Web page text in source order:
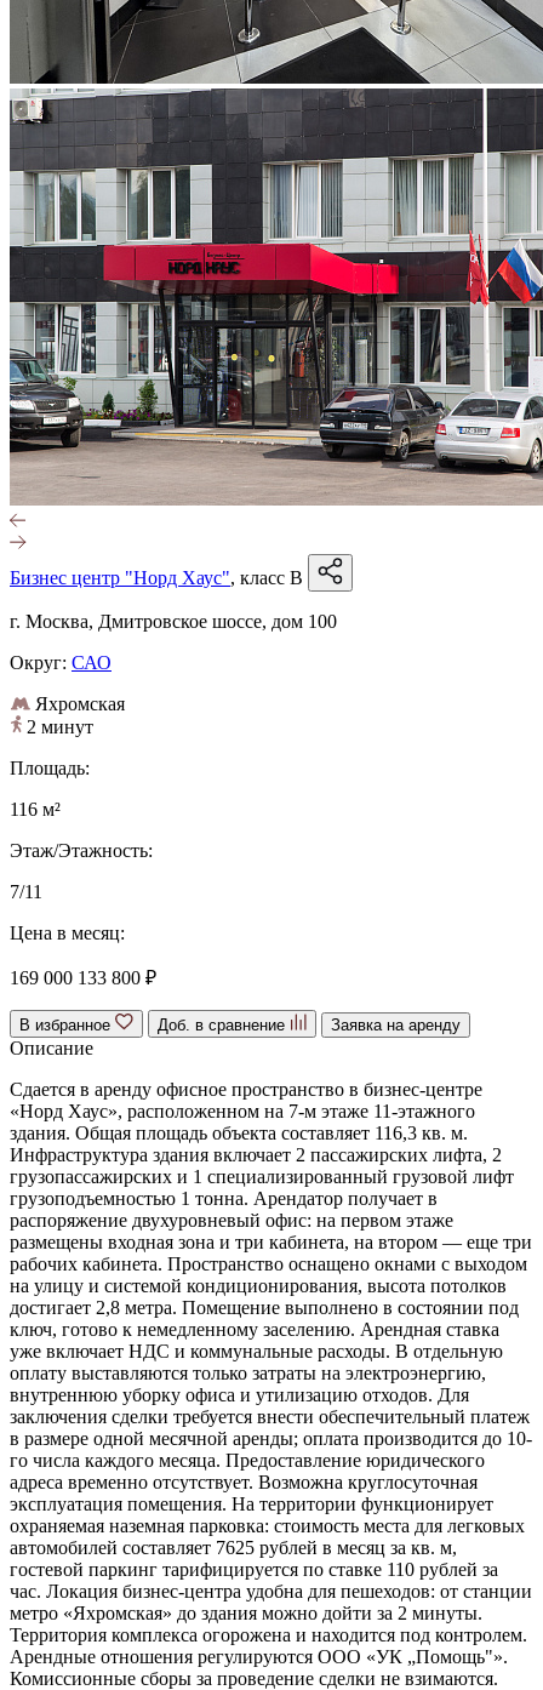
Бизнес центр "Норд Хаус", класс B
г. Москва, Дмитровское шоссе, дом 100
Округ: САО
Яхромская
2 минут
Площадь:
116 м²
Этаж/Этажность:
7/11
Цена в месяц:
169 000 133 800 ₽
В избранное Доб. в сравнение Заявка на аренду
Описание
Сдается в аренду офисное пространство в бизнес-центре
«Норд Хаус», расположенном на 7-м этаже 11-этажного
здания. Общая площадь объекта составляет 116,3 кв. м.
Инфраструктура здания включает 2 пассажирских лифта, 2
грузопассажирских и 1 специализированный грузовой лифт
грузоподъемностью 1 тонна. Арендатор получает в
распоряжение двухуровневый офис: на первом этаже
размещены входная зона и три кабинета, на втором — еще три
рабочих кабинета. Пространство оснащено окнами с выходом
на улицу и системой кондиционирования, высота потолков
достигает 2,8 метра. Помещение выполнено в состоянии под
ключ, готово к немедленному заселению. Арендная ставка
уже включает НДС и коммунальные расходы. В отдельную
оплату выставляются только затраты на электроэнергию,
внутреннюю уборку офиса и утилизацию отходов. Для
заключения сделки требуется внести обеспечительный платеж
в размере одной месячной аренды; оплата производится до 10-
го числа каждого месяца. Предоставление юридического
адреса временно отсутствует. Возможна круглосуточная
эксплуатация помещения. На территории функционирует
охраняемая наземная парковка: стоимость места для легковых
автомобилей составляет 7625 рублей в месяц за кв. м,
гостевой паркинг тарифицируется по ставке 110 рублей за
час. Локация бизнес-центра удобна для пешеходов: от станции
метро «Яхромская» до здания можно дойти за 2 минуты.
Территория комплекса огорожена и находится под контролем.
Арендные отношения регулируются ООО «УК „Помощь"».
Комиссионные сборы за проведение сделки не взимаются.